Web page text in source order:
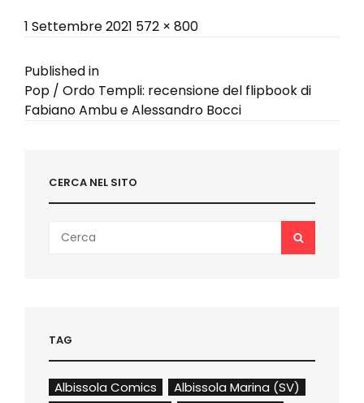
Posted
1 Settembre 2021 Full
572 × 800
Navigazione
articoli
Published in
Pop / Ordo Templi: recensione del flipbook di
Fabiano Ambu e Alessandro Bocci
CERCA NEL SITO
Search
for:
SEARCH
TAG
Albissola Comics
Albissola Marina (SV)